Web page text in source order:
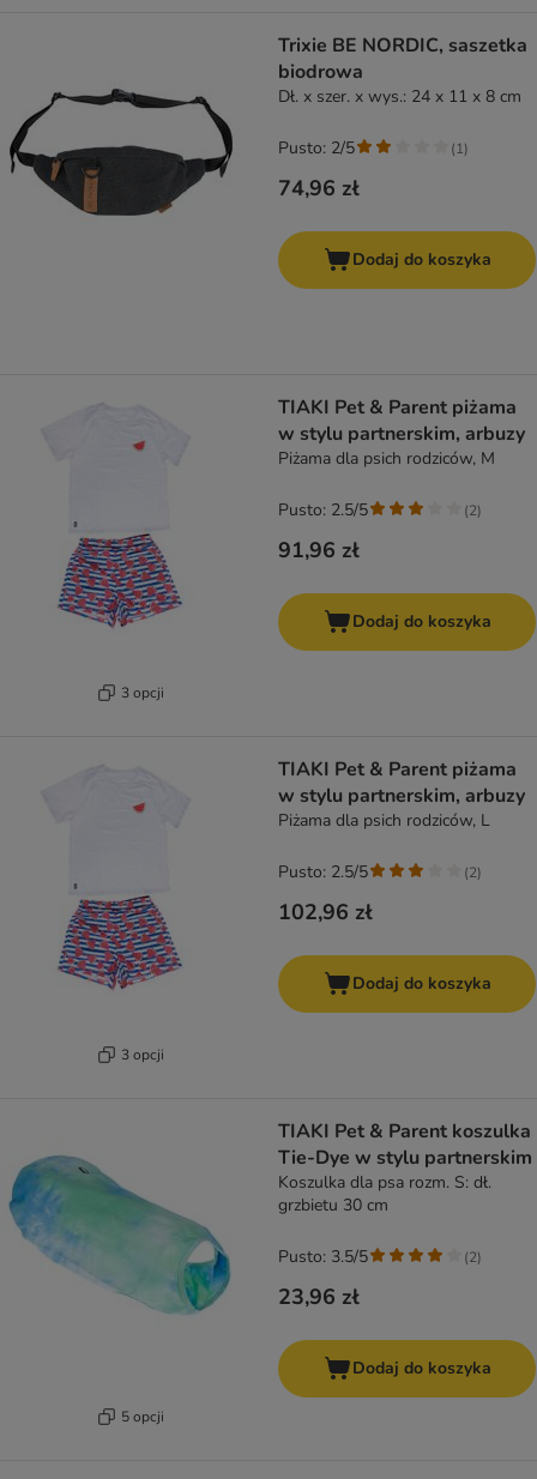
Trixie BE NORDIC, saszetka
biodrowa
Dł. x szer. x wys.: 24 x 11 x 8 cm
74,96 zł
Pusto: 2/5 (1)
Dodaj do koszyka
3 opcji
TIAKI Pet & Parent piżama
w stylu partnerskim, arbuzy
Piżama dla psich rodziców, M
91,96 zł
Pusto: 2.5/5 (2)
Dodaj do koszyka
3 opcji
TIAKI Pet & Parent piżama
w stylu partnerskim, arbuzy
Piżama dla psich rodziców, L
102,96 zł
Pusto: 2.5/5 (2)
Dodaj do koszyka
5 opcji
TIAKI Pet & Parent koszulka
Tie-Dye w stylu partnerskim
Koszulka dla psa rozm. S: dł.
grzbietu 30 cm
23,96 zł
Pusto: 3.5/5 (2)
Dodaj do koszyka